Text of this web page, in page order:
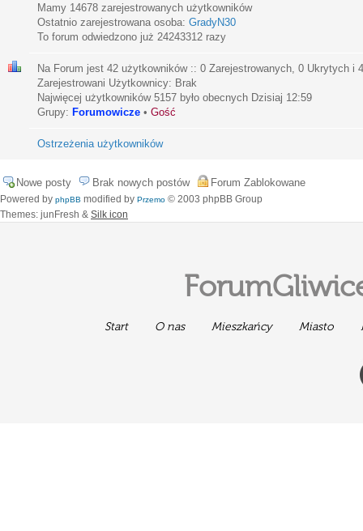
Mamy 14678 zarejestrowanych użytkowników
Ostatnio zarejestrowana osoba: GradyN30
To forum odwiedzono już 24243312 razy
Na Forum jest 42 użytkowników :: 0 Zarejestrowanych, 0 Ukrytych i
Zarejestrowani Użytkownicy: Brak
Najwięcej użytkowników 5157 było obecnych Dzisiaj 12:59
Grupy: Forumowicze • Gość
Ostrzeżenia użytkowników
Nowe posty Brak nowych postów Forum Zablokowane
Powered by phpBB modified by Przemo © 2003 phpBB Group
Themes: junFresh & Silk icon
Start O nas Mieszkańcy Miasto